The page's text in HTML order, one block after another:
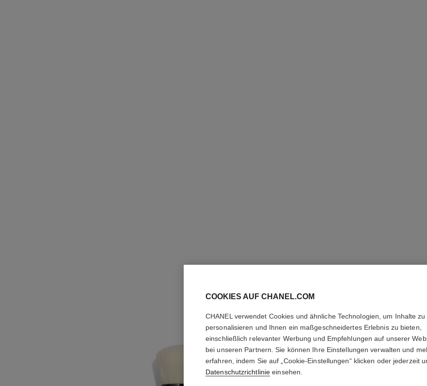
COOKIES AUF CHANEL.COM
CHANEL verwendet Cookies und ähnliche Technologien, um Inhalte zu
personalisieren und Ihnen ein maßgeschneidertes Erlebnis zu bieten,
einschließlich relevanter Werbung und Empfehlungen auf unserer
bei unseren Partnern. Sie können Ihre Einstellungen verwalten und
erfahren, indem Sie auf „Cookie-Einstellungen“ klicken oder jederzeit
Datenschutzrichtlinie einsehen.